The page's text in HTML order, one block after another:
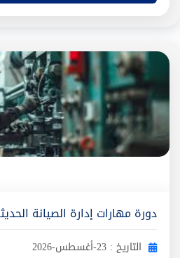
دورة مهارات إدارة الصيانة
التاريخ : 23-أغسطس-2026